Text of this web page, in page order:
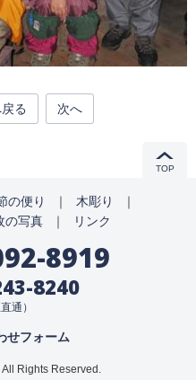
る 次へ
の便り ｜ 木彫り
｜
の写真 ｜ リンク
8919
8240
通）
せフォーム
All Rights Reserved.
TOP